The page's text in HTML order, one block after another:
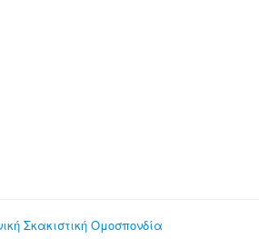
Σκακιστική Ομοσπονδία